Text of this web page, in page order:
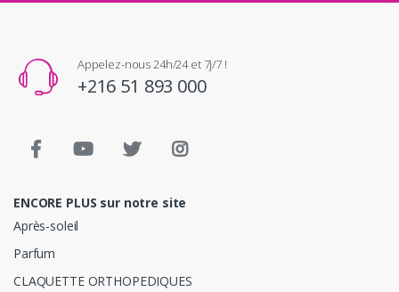
Appelez-nous 24h/24 et 7j/7 !
+216 51 893 000
ENCORE PLUS sur notre site
Après-soleil
Parfum
CLAQUETTE ORTHOPEDIQUES